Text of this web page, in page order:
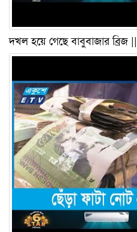
দখল হয়ে গেছে বাবুবাজার ব্রিজ